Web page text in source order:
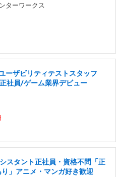
ターワークス
ーザビリティテストスタッフ
社員/ゲーム業界デビュー
スタント正社員・資格不問「正
」アニメ・マンガ好き歓迎